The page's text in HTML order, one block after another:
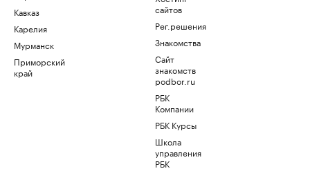
Кавказ
Карелия
Мурманск
Приморский
край
сайтов
Рег.решения
Знакомства
Сайт
знакомств
podbor.ru
РБК
Компании
РБК Курсы
Школа
управления
РБК